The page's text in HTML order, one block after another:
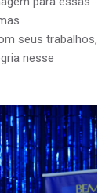
seus trabalhos,
nesse